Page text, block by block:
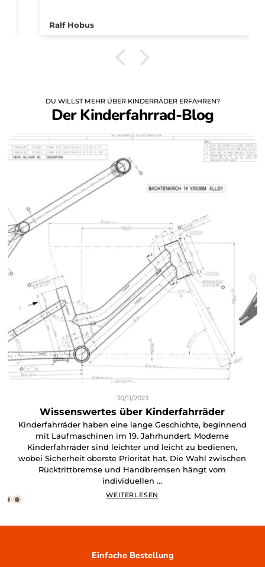
Ralf Hobus
DU WILLST MEHR ÜBER KINDERRÄDER ERFAHREN?
Der Kinderfahrrad-Blog
30/11/2023
Wissenswertes über Kinderfahrräder
Kinderfahrräder haben eine lange Geschichte, beginnend
mit Laufmaschinen im 19. Jahrhundert. Moderne
Kinderfahrräder sind leichter und leicht zu bedienen,
wobei Sicherheit oberste Priorität hat. Die Wahl zwischen
Rücktrittbremse und Handbremsen hängt vom
individuellen ...
WEITERLESEN
Einfache Bestellung